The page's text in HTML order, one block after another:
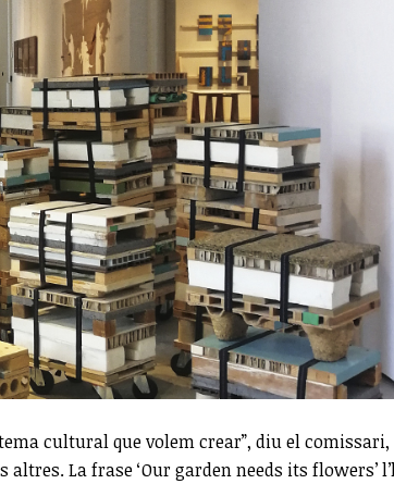
cultural que volem crear”, diu el comissari,
La frase ‘Our garden needs its flowers’